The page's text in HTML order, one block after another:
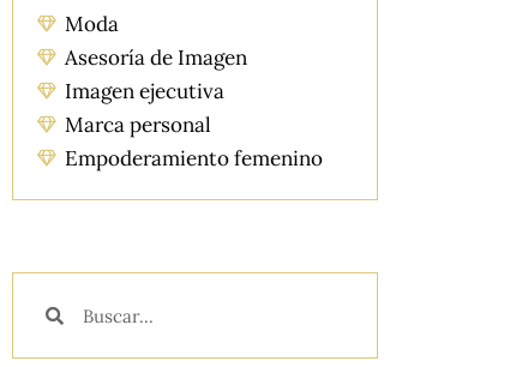
Moda
Asesoría de Imagen
Imagen ejecutiva
Marca personal
Empoderamiento femenino